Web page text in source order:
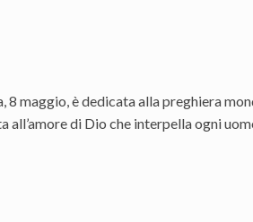
8 maggio, è dedicata alla preghiera
all’amore di Dio che interpella ogni